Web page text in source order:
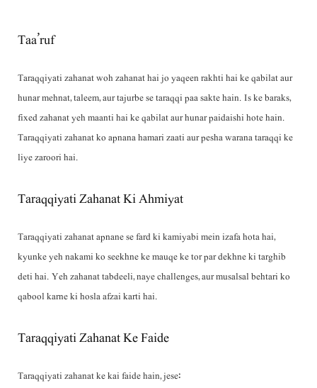
Taa’ruf
Taraqqiyati zahanat woh zahanat hai jo yaqeen rakhti hai ke qabilat aur
hunar mehnat, taleem, aur tajurbe se taraqqi paa sakte hain. Is ke baraks,
fixed zahanat yeh maanti hai ke qabilat aur hunar paidaishi hote hain.
Taraqqiyati zahanat ko apnana hamari zaati aur pesha warana taraqqi ke
liye zaroori hai.
Taraqqiyati Zahanat Ki Ahmiyat
Taraqqiyati zahanat apnane se fard ki kamiyabi mein izafa hota hai,
kyunke yeh nakami ko seekhne ke mauqe ke tor par dekhne ki targhib
deti hai. Yeh zahanat tabdeeli, naye challenges, aur musalsal behtari ko
qabool karne ki hosla afzai karti hai.
Taraqqiyati Zahanat Ke Faide
Taraqqiyati zahanat ke kai faide hain, jese: